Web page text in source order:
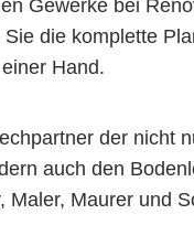
Gewerke bei
die komplette
Hand.
der nicht
auch den
Maler, Maurer und